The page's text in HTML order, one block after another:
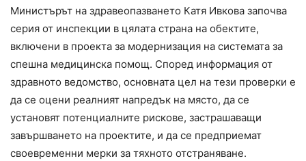
Министърът на здравеопазването Катя Ивкова започва
серия от инспекции в цялата страна на обектите,
включени в проекта за модернизация на системата за
спешна медицинска помощ. Според информация от
здравното ведомство, основната цел на тези проверки е
да се оцени реалният напредък на място, да се
установят потенциалните рискове, застрашаващи
завършването на проектите, и да се предприемат
своевременни мерки за тяхното отстраняване.